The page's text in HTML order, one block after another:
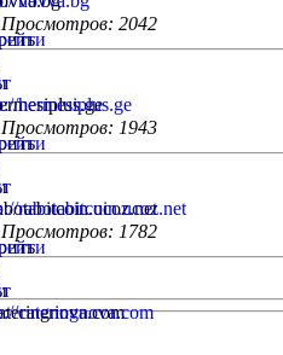
Просмотров: 2042
Просмотров: 1943
Просмотров: 1782